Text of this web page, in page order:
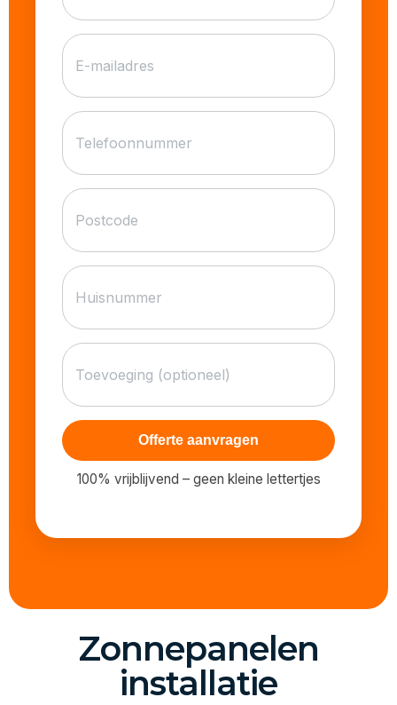
Offerte aanvragen
100% vrijblijvend – geen kleine lettertjes
Zonnepanelen
installatie